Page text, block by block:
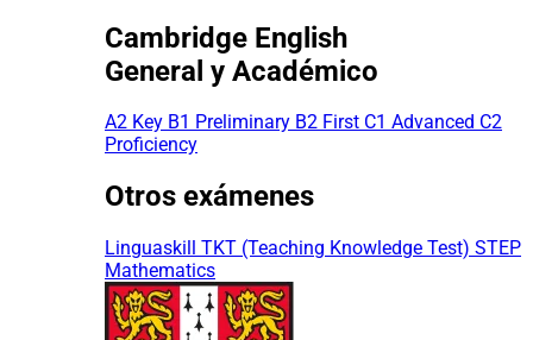
Cambridge English
General y Académico
A2 Key B1 Preliminary B2 First C1 Advanced C2
Proficiency
Otros exámenes
Linguaskill TKT (Teaching Knowledge Test) STEP
Mathematics